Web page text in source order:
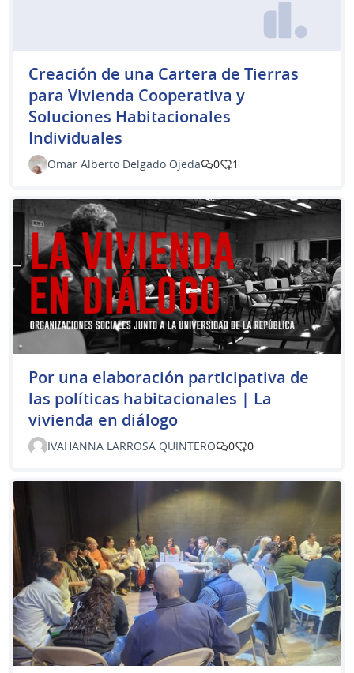
Creación de una Cartera de Tierras
para Vivienda Cooperativa y
Soluciones Habitacionales
Individuales
Omar Alberto Delgado Ojeda 0 1
Por una elaboración participativa de
las políticas habitacionales | La
vivienda en diálogo
IVAHANNA LARROSA QUINTERO 0 0